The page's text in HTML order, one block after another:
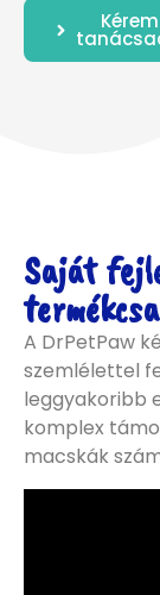
Saját
A DrPetPaw
szemlélettel
leggyakoribb
komplex
macskák